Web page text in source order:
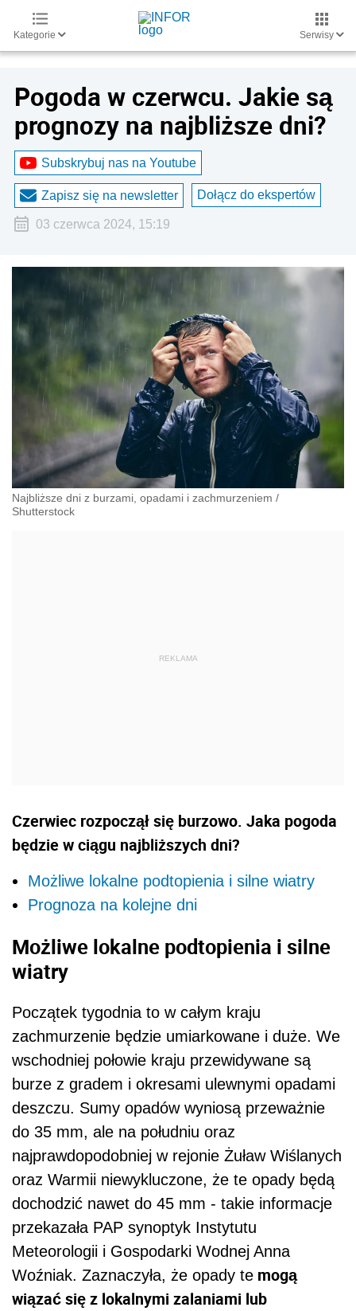
Kategorie Serwisy
Pogoda w czerwcu. Jakie są
prognozy na najbliższe dni?
Subskrybuj nas na Youtube
Zapisz się na newsletter Dołącz do ekspertów
03 czerwca 2024, 15:19
Najbliższe dni z burzami, opadami i zachmurzeniem /
Shutterstock
Czerwiec rozpoczął się burzowo. Jaka pogoda
będzie w ciągu najbliższych dni?
Możliwe lokalne podtopienia i silne wiatry
Prognoza na kolejne dni
Możliwe lokalne podtopienia i silne
wiatry
Początek tygodnia to w całym kraju
zachmurzenie będzie umiarkowane i duże. We
wschodniej połowie kraju przewidywane są
burze z gradem i okresami ulewnymi opadami
deszczu. Sumy opadów wyniosą przeważnie
do 35 mm, ale na południu oraz
najprawdopodobniej w rejonie Żuław Wiślanych
oraz Warmii niewykluczone, że te opady będą
dochodzić nawet do 45 mm - takie informacje
przekazała PAP synoptyk Instytutu
Meteorologii i Gospodarki Wodnej Anna
Woźniak. Zaznaczyła, że opady te mogą
wiązać się z lokalnymi zalaniami lub